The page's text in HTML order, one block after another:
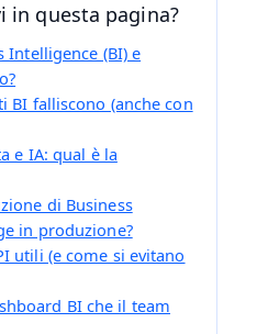
in questa pagina?
Intelligence (BI) e
BI falliscono (anche con
e IA: qual è la
di Business
in produzione?
utili (e come si evitano
BI che il team